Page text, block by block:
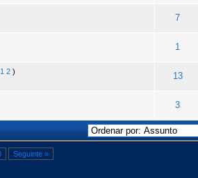
7
1
1 2 )
13
3
Seguinte »